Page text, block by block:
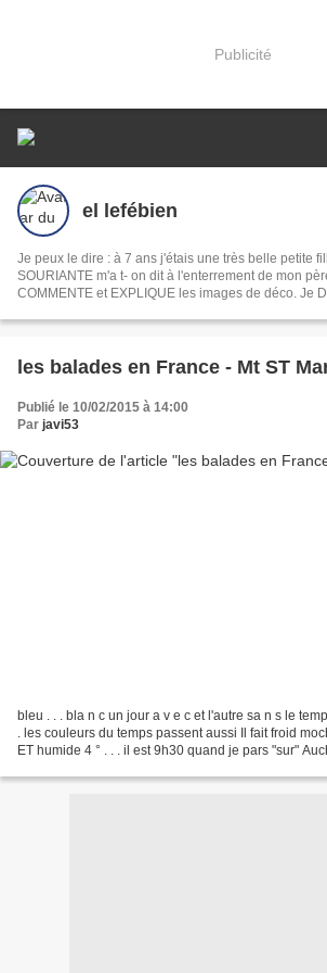
Publicité
el lefébien
Je peux le dire : à 7 ans j'étais une très belle petite fille et
SOURIANTE m'a t- on dit à l'enterrement de mon père. Oui ici je CRITIQUE
COMMENTE et EXPLIQUE les images de déco. Je DÉCORE, je PONCE je
jour les films et les séries . En fait je PAPOTE comme devant un apéro. Ah
les balades en France - Mt ST
Publié le 10/02/2015 à 14:00
Par javi53
bleu . . . bla n c un jour a v e c et l'autre sa n s le
. les couleurs du temps passent aussi Il fait froid
ET humide 4 ° . . . il est 9h30 quand je pars "sur"